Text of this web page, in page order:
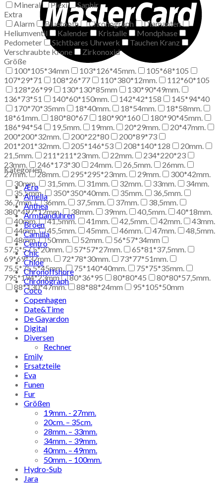
Mineral
Plexi
Saphir
Extra
Alarm
Bluetooth Chronograph
Diamanten
Heliumventil
Kalender Kristalle
Mondphase
Pedometer
Sichtbares Uhrwerk
Tauchen Kranz
Verschraubte Krone
Zirkonoxid
Größe
100*105*34mm
103*126*45mm.
105*68*105
107*29*71
108*26*77 110*380*12mm.
112*60*105
128*26*99
130*130*85mm
130*90*49mm.
136*73*51
140*60*150mm. 142*42*158
145*94*40
170*70*35mm
18*40mm. 18*54mm.
18*58mm.
18*61mm.
180*80*67 180*90*160
180*90*45mm.
186*94*54
19,5mm. 19mm. 20*29mm.
20*47mm.
200*200*32mm.
200*22*80
200*89*73
201*201*32mm.
205*146*53 208*140*128
20mm.
21,5mm.
211*211*23mm. 22mm.
234*220*23
23mm.
246*173*30 24mm. 26,5mm.
26mm.
27mm.
28mm. 295*295*23mm. 29mm.
300*42mm.
30mm.
31,5mm. 31mm. 32mm. 33mm.
34mm.
35,5mm.
350*350*40mm. 35mm.
36,5mm.
36,7mm.
36mm. 37,5mm. 37mm.
38,5mm.
380*497*12mm.
38mm. 39mm. 40,5mm.
40*18mm.
40mm.
41,5mm. 41mm. 42,5mm. 42mm.
43mm.
44mm.
45,5mm. 45mm. 46mm. 47mm.
48,5mm.
48mm.
50mm. 52mm.
56*57*34mm
57,5*57,5*20mm.
57*57*27mm.
65*81*37,5mm.
69*69*37mm.
72*78*30mm.
73*77*51mm.
75,5*75,5*45mm.
75*140*40mm.
75*75*35mm.
795*194*23mm
80*36*95 80*80*45
80*80*57,5mm.
88*130*47mm.
88*88*24mm 95*105*50mm
Kategorien
Ærø
Amelia
Anthea
Armbanduhren
Broen
Camilla
Centro
Chic
Chloe
Chronoffshore
Chronograph
Coco
Copenhagen
Date&Time
De Gayardon
Digital
Diversen
Rechner
Emily
Ersatzteile
Eva
Funen
Fur
Größen
19mm. - 27mm.
20cm. – 35cm.
28mm. – 33mm.
34mm. – 39mm.
40mm. – 49mm.
50mm. – 100mm.
Hydro-Sub
Jara